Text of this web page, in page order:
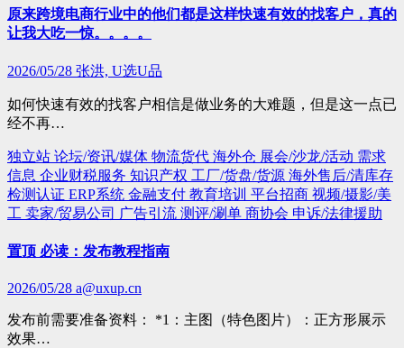
原来跨境电商行业中的他们都是这样快速有效的找客户，真的
让我大吃一惊。。。。
2026/05/28 张洪, U选U品
如何快速有效的找客户相信是做业务的大难题，但是这一点已
经不再…
独立站 论坛/资讯/媒体 物流货代 海外仓 展会/沙龙/活动 需求
信息 企业财税服务 知识产权 工厂/货盘/货源 海外售后/清库存
检测认证 ERP系统 金融支付 教育培训 平台招商 视频/摄影/美
工 卖家/贸易公司 广告引流 测评/涮单 商协会 申诉/法律援助
置顶 必读：发布教程指南
2026/05/28 a@uxup.cn
发布前需要准备资料： *1：主图（特色图片）：正方形展示
效果…